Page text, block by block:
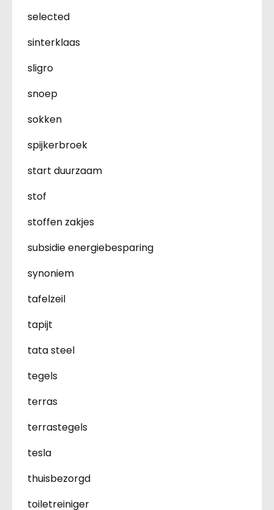
selected
sinterklaas
sligro
snoep
sokken
spijkerbroek
start duurzaam
stof
stoffen zakjes
subsidie energiebesparing
synoniem
tafelzeil
tapijt
tata steel
tegels
terras
terrastegels
tesla
thuisbezorgd
toiletreiniger